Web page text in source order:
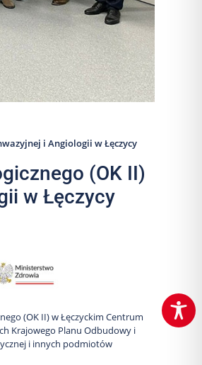
i Angiologii w Łęczycy
(OK II)
w Łęczycy
(OK II) w Łęczyckim Centrum
Krajowego Planu Odbudowy i
i innych podmiotów